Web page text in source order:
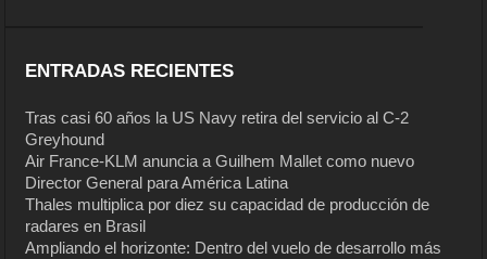
ENTRADAS RECIENTES
Tras casi 60 años la US Navy retira del servicio al C-2
Greyhound
Air France-KLM anuncia a Guilhem Mallet como nuevo
Director General para América Latina
Thales multiplica por diez su capacidad de producción de
radares en Brasil
Ampliando el horizonte: Dentro del vuelo de desarrollo más